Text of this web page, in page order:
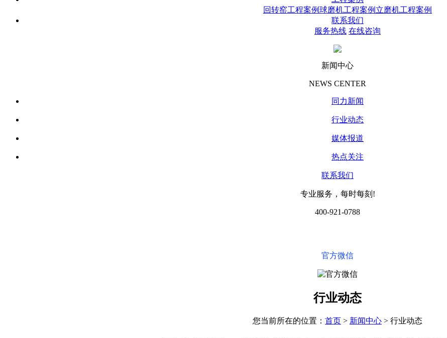
回转窑工程案例球磨机工程案例 立磨机工程案例
联系我们
服务热线 在线咨询
新闻中心
NEWS CENTER
同力新闻
行业动态
媒体报道
热点关注
联系我们
专业服务，每时每刻!
400-921-0788
官方微信
行业动态
您当前所在的位置： 首页 > 新闻中心 > 行业动态